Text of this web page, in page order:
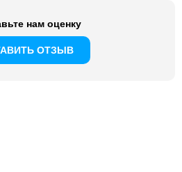
нам оценку
ОТЗЫВ